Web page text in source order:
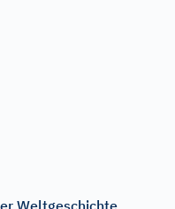
Weltgeschichte